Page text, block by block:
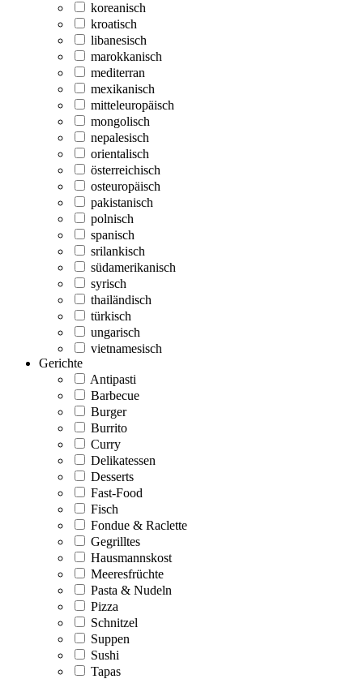
koreanisch
kroatisch
libanesisch
marokkanisch
mediterran
mexikanisch
mitteleuropäisch
mongolisch
nepalesisch
orientalisch
österreichisch
osteuropäisch
pakistanisch
polnisch
spanisch
srilankisch
südamerikanisch
syrisch
thailändisch
türkisch
ungarisch
vietnamesisch
Gerichte
Antipasti
Barbecue
Burger
Burrito
Curry
Delikatessen
Desserts
Fast-Food
Fisch
Fondue & Raclette
Gegrilltes
Hausmannskost
Meeresfrüchte
Pasta & Nudeln
Pizza
Schnitzel
Suppen
Sushi
Tapas